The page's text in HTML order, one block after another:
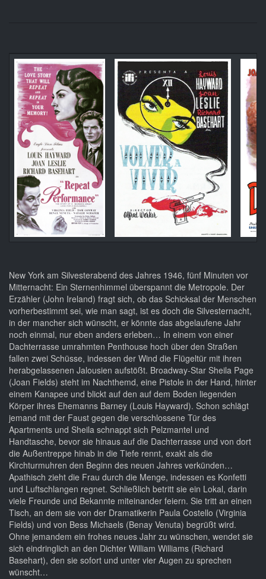
New York am Silvesterabend des Jahres 1946, fünf Minuten vor
Mitternacht: Ein Sternenhimmel überspannt die Metropole. Der
Erzähler (John Ireland) fragt sich, ob das Schicksal der Menschen
vorherbestimmt sei, wie man sagt, ist es doch die Silvesternacht,
in der mancher sich wünscht, er könnte das abgelaufene Jahr
noch einmal, nur eben anders erleben… In einem von einer
Dachterrasse umrahmten Penthouse hoch über den Straßen
fallen zwei Schüsse, indessen der Wind die Flügeltür mit ihren
herabgelassenen Jalousien aufstößt. Broadway-Star Sheila Page
(Joan Fields) steht im Nachthemd, eine Pistole in der Hand, hinter
einem Kanapee und blickt auf den auf dem Boden liegenden
Körper ihres Ehemanns Barney (Louis Hayward). Schon schlägt
jemand mit der Faust gegen die verschlossene Tür des
Apartments und Sheila schnappt sich Pelzmantel und
Handtasche, bevor sie hinaus auf die Dachterrasse und von dort
die Außentreppe hinab in die Tiefe rennt, exakt als die
Kirchturmuhren den Beginn des neuen Jahres verkünden…
Apathisch zieht die Frau durch die Menge, indessen es Konfetti
und Luftschlangen regnet. Schließlich betritt sie ein Lokal, darin
viele Freunde und Bekannte miteinander feiern. Sie tritt an einen
Tisch, an dem sie von der Dramatikerin Paula Costello (Virginia
Fields) und von Bess Michaels (Benay Venuta) begrüßt wird.
Ohne jemandem ein frohes neues Jahr zu wünschen, wendet sie
sich eindringlich an den Dichter William Williams (Richard
Basehart), den sie sofort und unter vier Augen zu sprechen
wünscht…